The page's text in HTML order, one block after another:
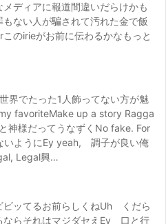
ディアに報道間違いだらけかも
ない人が騙されて汚れた金で飯
のirieがお前に伝わるかなもっと
でたった1人飾ってない方が魅
favoriteMake up a story Ragga
神様だってうなずくNo fake. For
いようにEy yeah, 調子が良い俺
Legal興…
ビッてるお前らしくねUh くだら
ならそれはマジダセえEy 口と行